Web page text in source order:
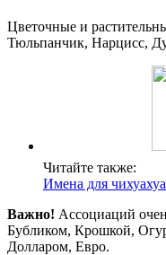
Цветочные и
Тюльпанчик, Нарцисс,
Читайте также:
Имена для
Важно! Ассоциаций
Бубликом, Крошкой,
Долларом, Евро.